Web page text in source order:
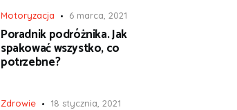
Motoryzacja 6 marca, 2021
Poradnik podróżnika. Jak
spakować wszystko, co
potrzebne?
Zdrowie 18 stycznia, 2021